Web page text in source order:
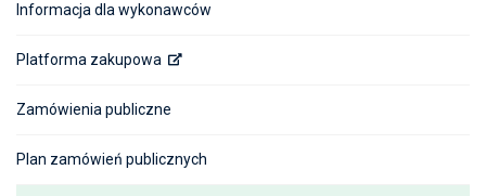
Informacja dla wykonawców
Platforma zakupowa
Zamówienia publiczne
Plan zamówień publicznych